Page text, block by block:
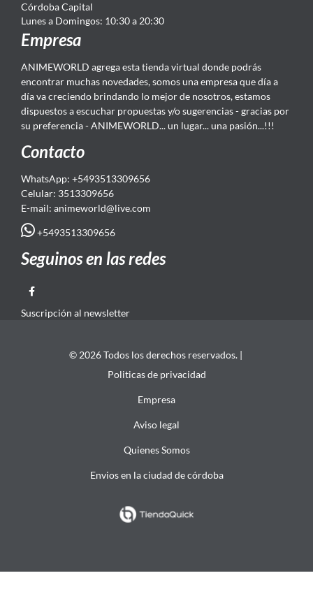
Córdoba Capital
Lunes a Domingos: 10:30 a 20:30
Empresa
ANIMEWORLD agrega esta tienda virtual donde podrás
encontrar muchas novedades, somos una empresa que día a
día va creciendo brindando lo mejor de nosotros, estamos
dispuestos a escuchar propuestas y/o sugerencias - gracias por
su preferencia - ANIMEWORLD... un lugar... una pasión...!!!
Contacto
WhatsApp: +5493513309656
Celular: 3513309656
E-mail: animeworld@live.com
+5493513309656
Seguinos en las redes
Suscripción al newsletter
© 2026 Todos los derechos reservados. |
Politicas de privacidad
Empresa
Aviso legal
Quienes Somos
Envios en la ciudad de córdoba